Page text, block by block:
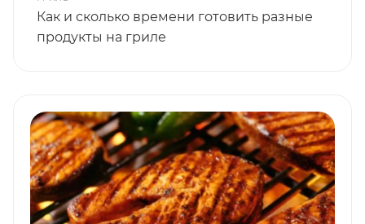
Как и сколько времени готовить разные
продукты на гриле